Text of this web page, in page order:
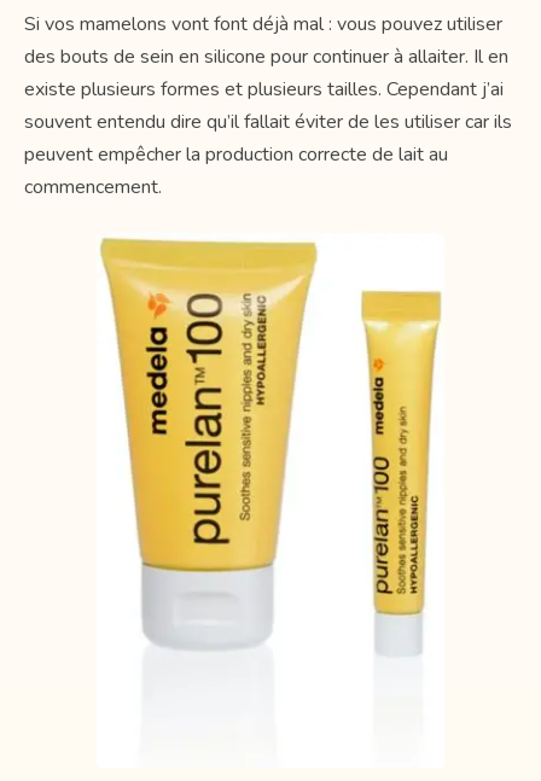
Si vos mamelons vont font déjà mal : vous pouvez utiliser
des bouts de sein en silicone pour continuer à allaiter. Il en
existe plusieurs formes et plusieurs tailles. Cependant j’ai
souvent entendu dire qu’il fallait éviter de les utiliser car ils
peuvent empêcher la production correcte de lait au
commencement.